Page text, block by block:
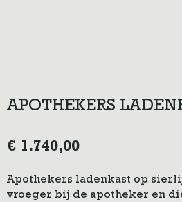
APOTHEKERS
€ 1.740,00
Apothekers ladenkast op
vroeger bij de apotheker en